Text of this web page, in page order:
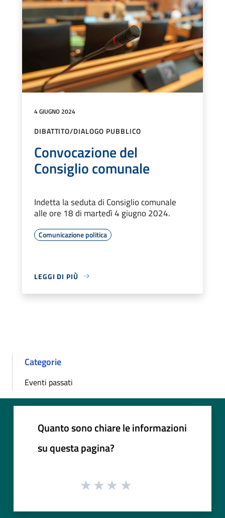
4 GIUGNO 2024
DIBATTITO/DIALOGO PUBBLICO
Convocazione del
Consiglio comunale
Indetta la seduta di Consiglio comunale
alle ore 18 di martedì 4 giugno 2024.
Comunicazione politica
LEGGI DI PIÙ
Categorie
Eventi passati
Quanto sono chiare le informazioni
su questa pagina?